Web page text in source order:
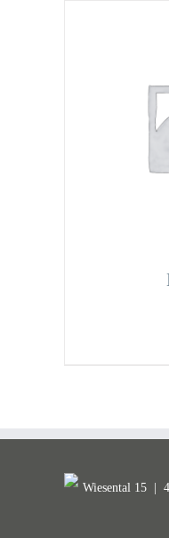
Wiesental 15